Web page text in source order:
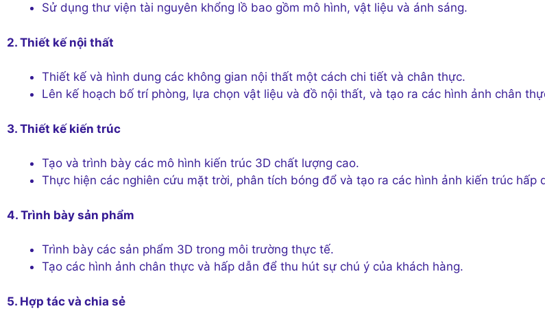
Sử dụng thư viện tài nguyên khổng lồ bao gồm mô hình, vật liệu và ánh sáng.
2. Thiết kế nội thất
Thiết kế và hình dung các không gian nội thất một cách chi tiết và chân thực.
Lên kế hoạch bố trí phòng, lựa chọn vật liệu và đồ nội thất, và tạo ra các hình ảnh chân
3. Thiết kế kiến trúc
Tạo và trình bày các mô hình kiến trúc 3D chất lượng cao.
Thực hiện các nghiên cứu mặt trời, phân tích bóng đổ và tạo ra các hình ảnh kiến trúc hấp
4. Trình bày sản phẩm
Trình bày các sản phẩm 3D trong môi trường thực tế.
Tạo các hình ảnh chân thực và hấp dẫn để thu hút sự chú ý của khách hàng.
5. Hợp tác và chia sẻ